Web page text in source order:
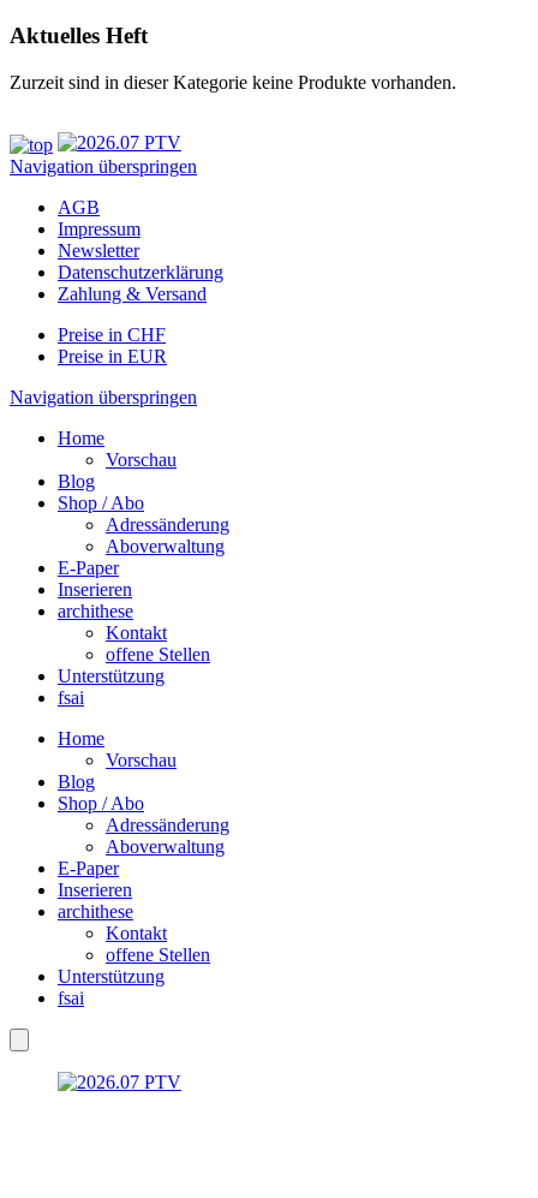
Aktuelles Heft
Zurzeit sind in dieser Kategorie keine Produkte vorhanden.
Navigation überspringen
AGB
Impressum
Newsletter
Datenschutzerklärung
Zahlung & Versand
Preise in CHF
Preise in EUR
Navigation überspringen
Home
Vorschau
Blog
Shop / Abo
Adressänderung
Aboverwaltung
E-Paper
Inserieren
archithese
Kontakt
offene Stellen
Unterstützung
fsai
Home
Vorschau
Blog
Shop / Abo
Adressänderung
Aboverwaltung
E-Paper
Inserieren
archithese
Kontakt
offene Stellen
Unterstützung
fsai